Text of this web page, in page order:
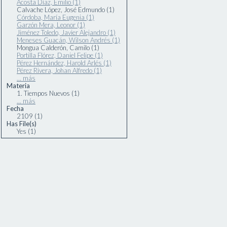
Acosta Díaz, Emilio (1)
Calvache López, José Edmundo (1)
Córdoba, María Eugenia (1)
Garzón Mera, Leonor (1)
Jiménez Toledo, Javier Alejandro (1)
Meneses Guacán, Wilson Andrés (1)
Mongua Calderón, Camilo (1)
Portilla Flórez, Daniel Felipe (1)
Pérez Hernández, Harold Arlés (1)
Pérez Rivera, Johan Alfredo (1)
... más
Materia
1. Tiempos Nuevos (1)
... más
Fecha
2109 (1)
Has File(s)
Yes (1)